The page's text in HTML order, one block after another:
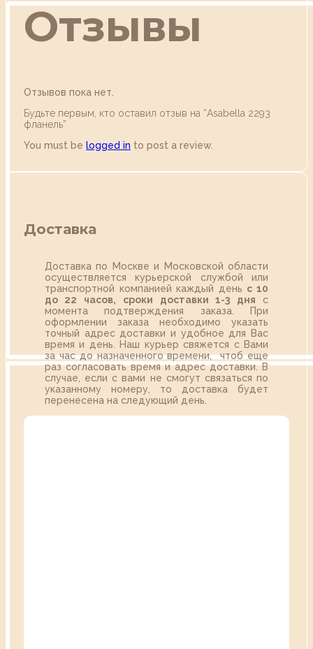
Отзывы
Отзывов пока нет.
Будьте первым, кто оставил отзыв на “Аsabella 2293
фланель”
You must be logged in to post a review.
Доставка
Доставка по Москве и Московской области
осуществляется курьерской службой или
транспортной компанией каждый день с 10
до 22 часов,
сроки доставки 1-3 дня с
момента подтверждения заказа. При
оформлении заказа необходимо указать
точный адрес доставки и удобное для Вас
время и день. Наш курьер свяжется с Вами
за час до назначенного времени, чтоб еще
раз согласовать время и адрес доставки. В
случае, если с вами не смогут связаться по
указанному номеру, то доставка будет
перенесена на следующий день.